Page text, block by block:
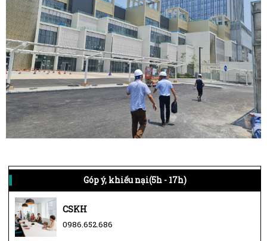
Góp ý, khiếu nại(5h - 17h)
CSKH
0986.652.686